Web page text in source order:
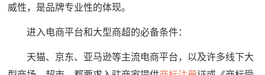
威性，是品牌专业性的体现。
进入电商平台和大型商超的必备条件：
天猫、京东、亚马逊等主流电商平台，以及许多线下大